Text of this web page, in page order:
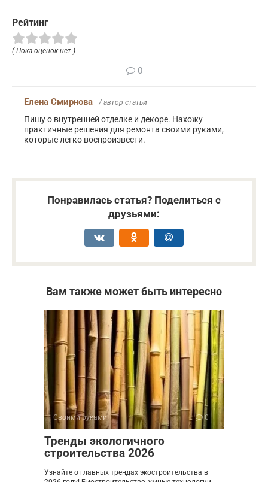
Рейтинг
( Пока оценок нет )
0
Елена Смирнова / автор статьи
Пишу о внутренней отделке и декоре. Нахожу
практичные решения для ремонта своими руками,
которые легко воспроизвести.
Понравилась статья? Поделиться с
друзьями:
Вам также может быть интересно
Своими руками 0
Тренды экологичного
строительства 2026
Узнайте о главных трендах экостроительства в